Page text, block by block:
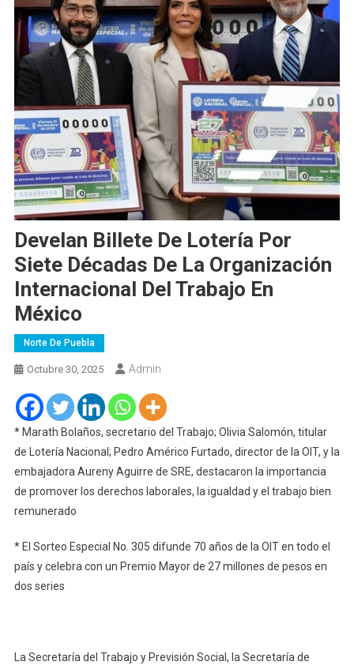
Develan Billete De Lotería Por
Siete Décadas De La Organización
Internacional Del Trabajo En
México
Norte De Puebla
Octubre 30, 2025 Admin
* Marath Bolaños, secretario del Trabajo; Olivia Salomón, titular
de Lotería Nacional; Pedro Américo Furtado, director de la OIT, y la
embajadora Aureny Aguirre de SRE, destacaron la importancia
de promover los derechos laborales, la igualdad y el trabajo bien
remunerado
* El Sorteo Especial No. 305 difunde 70 años de la OIT en todo el
país y celebra con un Premio Mayor de 27 millones de pesos en
dos series
La Secretaría del Trabajo y Previsión Social, la Secretaría de